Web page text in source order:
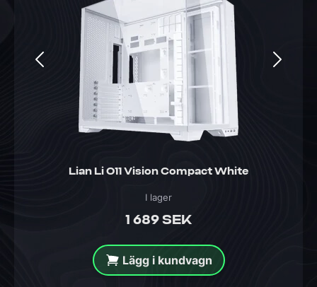
Lian Li O11 Vision Compact White
1 689 SEK
I lager
Lägg i kundvagn